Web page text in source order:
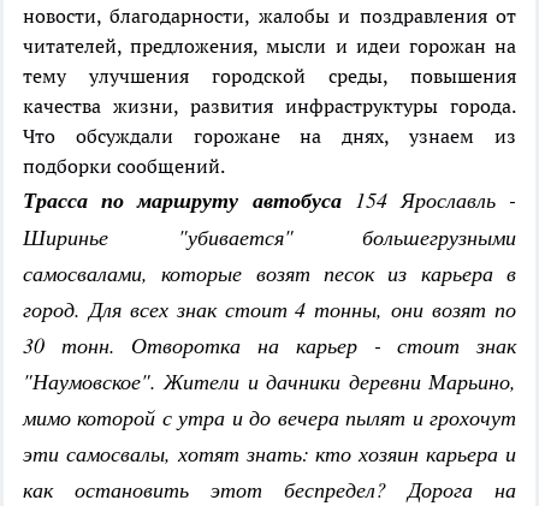
новости, благодарности, жалобы и поздравления от
читателей, предложения, мысли и идеи горожан на
тему улучшения городской среды, повышения
качества жизни, развития инфраструктуры города.
Что обсуждали горожане на днях, узнаем из
подборки сообщений.
Трасса по маршруту автобуса 154 Ярославль -
Ширинье "убивается" большегрузными
самосвалами, которые возят песок из карьера в
город. Для всех знак стоит 4 тонны, они возят по
30 тонн. Отворотка на карьер - стоит знак
"Наумовское". Жители и дачники деревни Марьино,
мимо которой с утра и до вечера пылят и грохочут
эти самосвалы, хотят знать: кто хозяин карьера и
как остановить этот беспредел? Дорога на